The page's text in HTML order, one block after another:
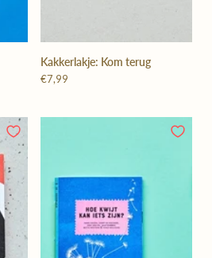
Kakkerlakje: Kom terug
€7,99